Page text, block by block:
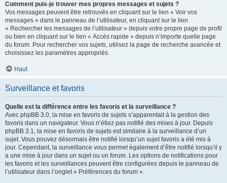
Comment puis-je trouver mes propres messages et sujets ?
Vos messages peuvent être retrouvés en cliquant sur le lien « Voir vos
messages » dans le panneau de l’utilisateur, en cliquant sur le lien
« Rechercher les messages de l’utilisateur » depuis votre propre page de profil
ou bien en cliquant sur le lien « Accès rapide » depuis n’importe quelle page
du forum. Pour rechercher vos sujets, utilisez la page de recherche avancée et
choisissez les paramètres appropriés.
Haut
Surveillance et favoris
Quelle est la différence entre les favoris et la surveillance ?
Avec phpBB 3.0, la mise en favoris de sujets s’apparentait à la gestion des
favoris dans un navigateur. Vous n’étiez pas notifié des mises à jour. Depuis
phpBB 3.1, la mise en favoris de sujets est similaire à la surveillance d’un
sujet. Vous pouvez désormais être notifié lorsqu’un sujet favoris a été mis à
jour. Cependant, la surveillance vous permet également d’être notifié lorsqu’il y
a une mise à jour dans un sujet ou un forum. Les options de notifications pour
les favoris et les surveillances peuvent être configurées depuis le panneau de
l’utilisateur dans l’onglet « Préférences du forum ».